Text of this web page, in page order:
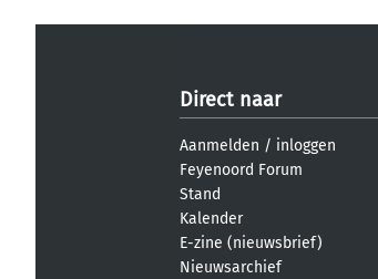
Direct naar
Aanmelden / inloggen
Feyenoord Forum
Stand
Kalender
E-zine (nieuwsbrief)
Nieuwsarchief